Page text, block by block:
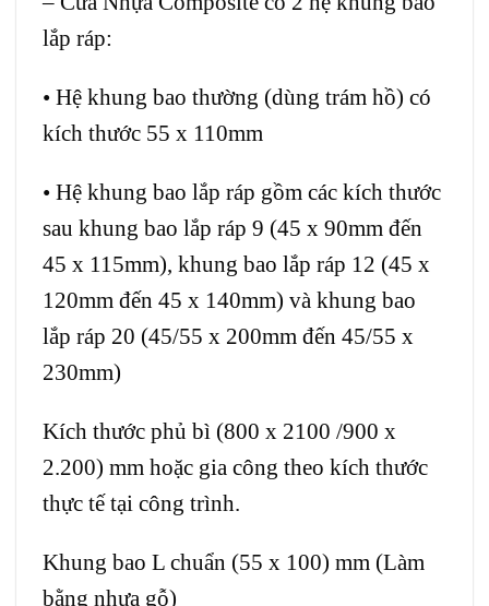
lắp ráp:
• Hệ khung bao thường (dùng trám hồ) có
kích thước 55 x 110mm
• Hệ khung bao lắp ráp gồm các kích thước
sau khung bao lắp ráp 9 (45 x 90mm đến
45 x 115mm), khung bao lắp ráp 12 (45 x
120mm đến 45 x 140mm) và khung bao
lắp ráp 20 (45/55 x 200mm đến 45/55 x
230mm)
Kích thước phủ bì (800 x 2100 /900 x
2.200) mm hoặc gia công theo kích thước
thực tế tại công trình.
Khung bao L chuẩn (55 x 100) mm (Làm
bằng nhựa gỗ)